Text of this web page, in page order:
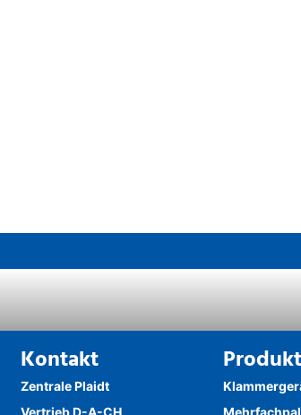
Kontakt
Zentrale Plaidt
Vertrieb D-A-CH